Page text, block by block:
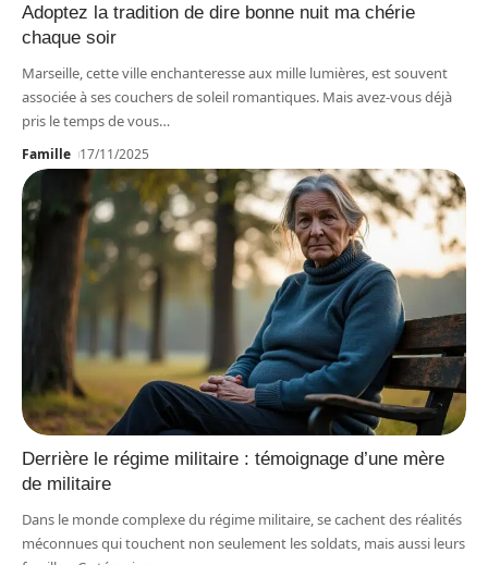
Adoptez la tradition de dire bonne nuit ma chérie
chaque soir
Marseille, cette ville enchanteresse aux mille lumières, est souvent
associée à ses couchers de soleil romantiques. Mais avez-vous déjà
pris le temps de vous…
Famille 17/11/2025
Derrière le régime militaire : témoignage d’une mère
de militaire
Dans le monde complexe du régime militaire, se cachent des réalités
méconnues qui touchent non seulement les soldats, mais aussi leurs